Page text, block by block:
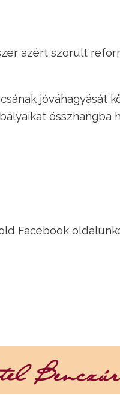
azért szorult
jóváhagyását
összhangba
Facebook